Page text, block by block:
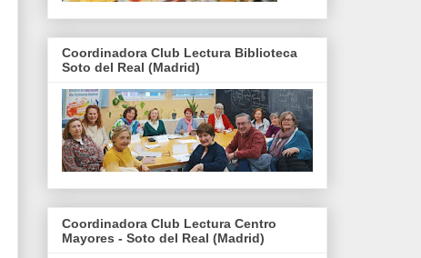
Coordinadora Club Lectura Biblioteca
Soto del Real (Madrid)
Coordinadora Club Lectura Centro
Mayores - Soto del Real (Madrid)